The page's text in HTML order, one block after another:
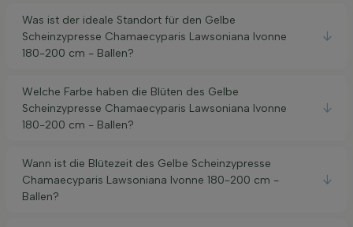
Was ist der ideale Standort für den Gelbe
Scheinzypresse Chamaecyparis Lawsoniana Ivonne
180-200 cm - Ballen?
Welche Farbe haben die Blüten des Gelbe
Scheinzypresse Chamaecyparis Lawsoniana Ivonne
180-200 cm - Ballen?
Wann ist die Blütezeit des Gelbe Scheinzypresse
Chamaecyparis Lawsoniana Ivonne 180-200 cm -
Ballen?